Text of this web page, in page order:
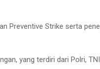
Preventive Strike serta
yang terdiri dari Polri,